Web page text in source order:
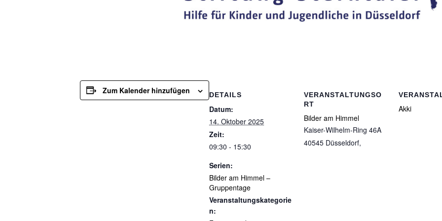
Zum Kalender hinzufügen DETAILS
Datum:
14. Oktober 2025
Zeit:
09:30 - 15:30
Serien:
Bilder am Himmel –
Gruppentage
Veranstaltungskategorie
n:
VERANSTALTUNGSO
RT
Bilder am Himmel
Kaiser-Wilhelm-Ring 46A
40545 Düsseldorf,
Akki